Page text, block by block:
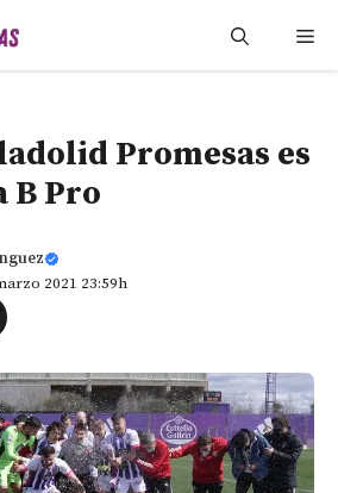
Promesas es
B Pro
2021 23:59h